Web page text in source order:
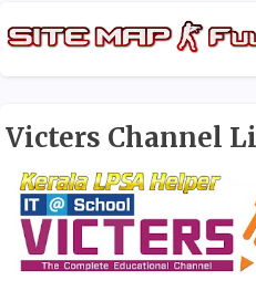
Victers Channel